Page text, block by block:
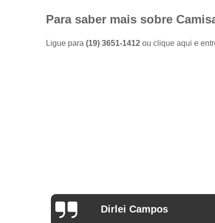
sociais
Fábricas
Para saber mais sobre
Ligue para (19) 3651-1412 ou clique aqui e
Arthur Mello